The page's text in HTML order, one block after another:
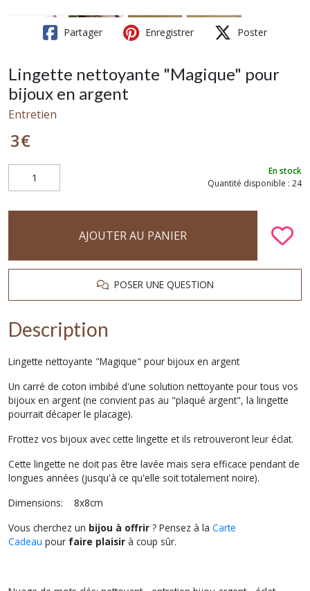
Partager Enregistrer Poster
Lingette nettoyante "Magique" pour
bijoux en argent
Entretien
3€
En stock
Quantité disponible : 24
AJOUTER AU PANIER
POSER UNE QUESTION
Description
Lingette nettoyante "Magique" pour bijoux en argent
Un carré de coton imbibé d'une solution nettoyante pour tous vos
bijoux en argent (ne convient pas au "plaqué argent", la lingette
pourrait décaper le placage).
Frottez vos bijoux avec cette lingette et ils retrouveront leur éclat.
Cette lingette ne doit pas être lavée mais sera efficace pendant de
longues années (jusqu'à ce qu'elle soit totalement noire).
Dimensions: 8x8cm
Vous cherchez un bijou à offrir ? Pensez à la Carte
Cadeau pour faire plaisir à coup sûr.